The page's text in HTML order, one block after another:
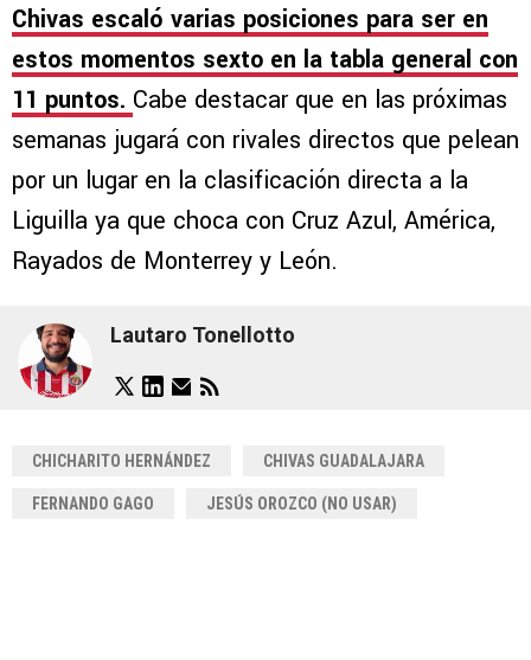
Chivas escaló varias posiciones para ser en
estos momentos sexto en la tabla general con
11 puntos. Cabe destacar que en las próximas
semanas jugará con rivales directos que pelean
por un lugar en la clasificación directa a la
Liguilla ya que choca con Cruz Azul, América,
Rayados de Monterrey y León.
Lautaro Tonellotto
CHICHARITO HERNÁNDEZ CHIVAS GUADALAJARA
FERNANDO GAGO JESÚS OROZCO (NO USAR)